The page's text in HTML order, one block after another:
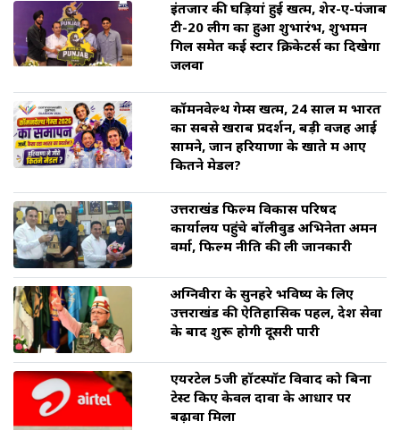
इंतजार की घड़ियां हुई खत्म, शेर-ए-पंजाब
टी-20 लीग का हुआ शुभारंभ, शुभमन
गिल समेत कई स्टार क्रिकेटर्स का दिखेगा
जलवा
कॉमनवेल्थ गेम्स खत्म, 24 साल में भारत
का सबसे खराब प्रदर्शन, बड़ी वजह आई
सामने, जानें हरियाणा के खाते में आए
कितने मेडल?
उत्तराखंड फिल्म विकास परिषद
कार्यालय पहुंचे बॉलीवुड अभिनेता अमन
वर्मा, फिल्म नीति की ली जानकारी
अग्निवीरों के सुनहरे भविष्य के लिए
उत्तराखंड की ऐतिहासिक पहल, देश सेवा
के बाद शुरू होगी दूसरी पारी
एयरटेल 5जी हॉटस्पॉट विवाद को बिना
टेस्ट किए केवल दावों के आधार पर
बढ़ावा मिला